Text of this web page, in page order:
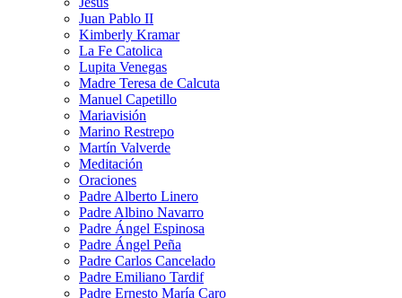
Juan Pablo II
Kimberly Kramar
La Fe Catolica
Lupita Venegas
Madre Teresa de Calcuta
Manuel Capetillo
Mariavisión
Marino Restrepo
Martín Valverde
Meditación
Oraciones
Padre Alberto Linero
Padre Albino Navarro
Padre Ángel Espinosa
Padre Ángel Peña
Padre Carlos Cancelado
Padre Emiliano Tardif
Padre Ernesto María Caro